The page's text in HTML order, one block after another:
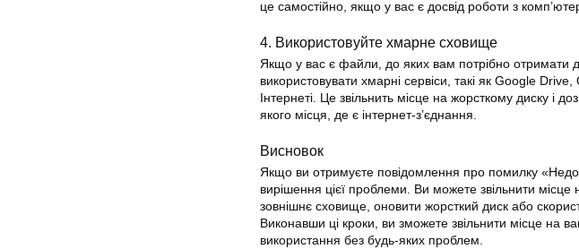
це самостійно, якщо у вас є досвід роботи з
4. Використовуйте хмарне сховище
Якщо у вас є файли, до яких вам потрібно отримати
використовувати хмарні сервіси, такі як Google
Інтернеті. Це звільнить місце на жорсткому диску і
якого місця, де є інтернет-з’єднання.
Висновок
Якщо ви отримуєте повідомлення про помилку
вирішення цієї проблеми. Ви можете звільнити
зовнішнє сховище, оновити жорсткий диск або
Виконавши ці кроки, ви зможете звільнити місце на
використання без будь-яких проблем.